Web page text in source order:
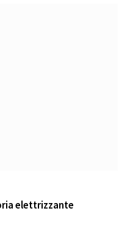
elettrizzante